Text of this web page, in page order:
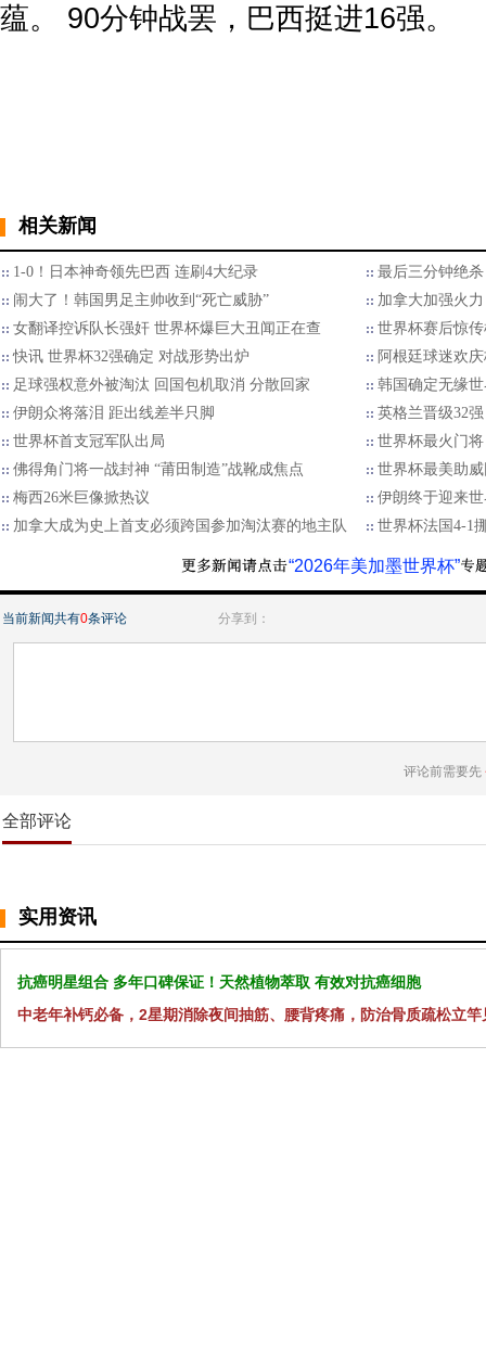
蕴。 90分钟战罢，巴西挺进16强。
相关新闻
1-0！日本神奇领先巴西 连刷4大纪录
最后三分钟绝
闹大了！韩国男足主帅收到“死亡威胁”
加拿大加强火
女翻译控诉队长强奸 世界杯爆巨大丑闻正在查
世界杯赛后惊
快讯 世界杯32强确定 对战形势出炉
阿根廷球迷欢
足球强权意外被淘汰 回国包机取消 分散回家
韩国确定无缘
伊朗众将落泪 距出线差半只脚
英格兰晋级32
世界杯首支冠军队出局
世界杯最火门
佛得角门将一战封神 “莆田制造”战靴成焦点
世界杯最美助
梅西26米巨像掀热议
伊朗终于迎来
加拿大成为史上首支必须跨国参加淘汰赛的地主队
世界杯法国4-1
“2026年美加墨世界杯”
当前新闻共有0条评论 分享到：
评论前需要先
全部评论
实用资讯
抗癌明星组合 多年口碑保证！天然植物萃取 有效对抗癌细胞
中老年补钙必备，2星期消除夜间抽筋、腰背疼痛，防治骨质疏松立竿